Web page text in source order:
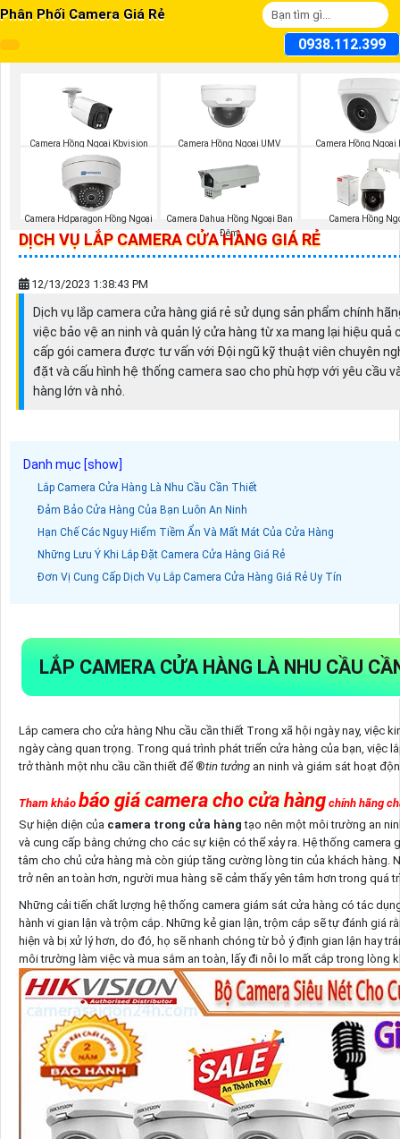
Phân Phối Camera Giá Rẻ
0938.112.399
Camera Hồng Ngoại Kbvision Camera Hồng Ngoại UMV Camera Hồng Ngoại
Camera Hdparagon Hồng Ngoại
Camera Dahua Hồng Ngoại Ban
Đêm
Camera Hồng
DỊCH VỤ LẮP CAMERA CỬA HÀNG GIÁ RẺ
12/13/2023 1:38:43 PM
Dịch vụ lắp camera cửa hàng giá rẻ sử dụng sản phẩm chính
việc bảo vệ an ninh và quản lý cửa hàng từ xa mang lại hiệu quả
cấp gói camera được tư vấn với Đội ngũ kỹ thuật viên chuyên
đặt và cấu hình hệ thống camera sao cho phù hợp với yêu cầu
hàng lớn và nhỏ.
Lắp Camera Cửa Hàng Là Nhu Cầu Cần Thiết
Đảm Bảo Cửa Hàng Của Bạn Luôn An Ninh
Hạn Chế Các Nguy Hiểm Tiềm Ẩn Và Mất Mát Của Cửa Hàng
Những Lưu Ý Khi Lắp Đặt Camera Cửa Hàng Giá Rẻ
Đơn Vị Cung Cấp Dịch Vụ Lắp Camera Cửa Hàng Giá Rẻ Uy Tín
LẮP CAMERA CỬA HÀNG LÀ NHU CẦU
Lắp camera cho cửa hàng Nhu cầu cần thiết Trong xã hội ngày nay, việc
ngày càng quan trọng. Trong quá trình phát triển cửa hàng của bạn, việc
trở thành một nhu cầu cần thiết để ®️tin tưởngan ninh và giám sát hoạt
Tham khảo báo giá camera cho cửa hàngchính hãng
Sự hiện diện của camera trong cửa hàng tạo nên một môi trường an
và cung cấp bằng chứng cho các sự kiện có thể xảy ra. Hệ thống camera
tâm cho chủ cửa hàng mà còn giúp tăng cường lòng tin của khách hàng.
trở nên an toàn hơn, người mua hàng sẽ cảm thấy yên tâm hơn trong quá
Những cải tiến chất lượng hệ thống camera giám sát cửa hàng có tác
hành vi gian lận và trộm cắp. Những kẻ gian lận, trộm cắp sẽ tự đánh giá
hiện và bị xử lý hơn, do đó, họ sẽ nhanh chóng từ bỏ ý định gian lận hay
môi trường làm việc và mua sắm an toàn, lấy đi nỗi lo mất cắp trong lòng